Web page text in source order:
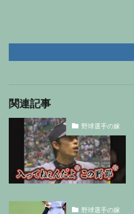
関連記事
野球選手の嫁
野球選手の嫁